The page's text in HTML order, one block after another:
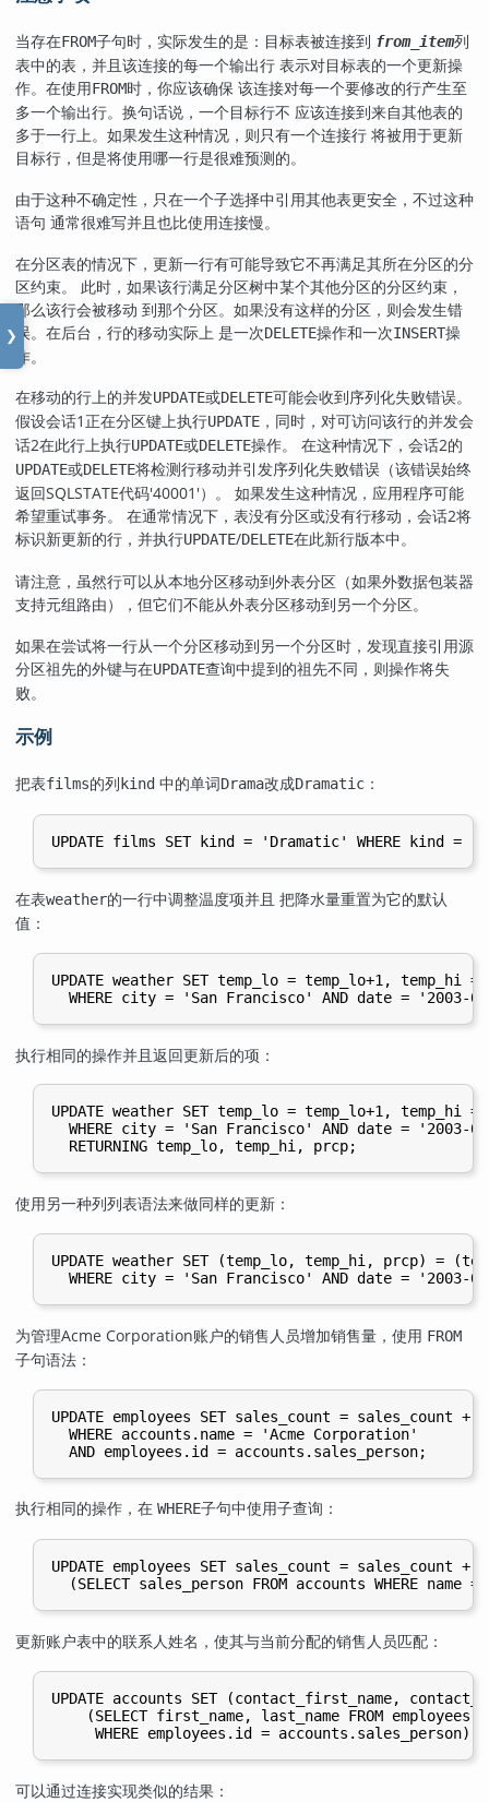
❯
当存在FROM子句时，实际发生的是：目标表被连接到 from_item列
表中的表，并且该连接的每一个输出行 表示对目标表的一个更新操
作。在使用FROM时，你应该确保 该连接对每一个要修改的行产生至
多一个输出行。换句话说，一个目标行不 应该连接到来自其他表的
多于一行上。如果发生这种情况，则只有一个连接行 将被用于更新
目标行，但是将使用哪一行是很难预测的。
由于这种不确定性，只在一个子选择中引用其他表更安全，不过这种
语句 通常很难写并且也比使用连接慢。
在分区表的情况下，更新一行有可能导致它不再满足其所在分区的分
区约束。 此时，如果该行满足分区树中某个其他分区的分区约束，
那么该行会被移动 到那个分区。如果没有这样的分区，则会发生错
误。在后台，行的移动实际上 是一次DELETE操作和一次INSERT操
作。
在移动的行上的并发UPDATE或DELETE可能会收到序列化失败错误。
假设会话1正在分区键上执行UPDATE ，同时，对可访问该行的并发会
话2在此行上执行UPDATE或DELETE操作。 在这种情况下，会话2的
UPDATE或DELETE将检测行移动并引发序列化失败错误（该错误始终
返回SQLSTATE代码'40001'）。 如果发生这种情况，应用程序可能
希望重试事务。 在通常情况下，表没有分区或没有行移动，会话2将
标识新更新的行，并执行UPDATE/DELETE在此新行版本中。
请注意，虽然行可以从本地分区移动到外表分区（如果外数据包装器
支持元组路由），但它们不能从外表分区移动到另一个分区。
如果在尝试将一行从一个分区移动到另一个分区时，发现直接引用源
分区祖先的外键与在UPDATE查询中提到的祖先不同，则操作将失
败。
示例
把表films的列 kind 中的单词Drama改成Dramatic ：
在表weather的一行中调整温度项并且 把降水量重置为它的默认
值：
UPDATE weather SET temp_lo = temp_lo+1, temp_hi =
执行相同的操作并且返回更新后的项：
UPDATE weather SET temp_lo = temp_lo+1, temp_hi =
WHERE city = 'San Francisco' AND date = '2003-
使用另一种列列表语法来做同样的更新：
UPDATE weather SET (temp_lo, temp_hi, prcp) =
为管理Acme Corporation账户的销售人员增加销售量，使用 FROM
子句语法：
UPDATE employees SET sales_count = sales_count + 1
  WHERE accounts.name = 'Acme Corporation'
执行相同的操作，在 WHERE子句中使用子查询：
UPDATE employees SET sales_count = sales_count + 1
更新账户表中的联系人姓名，使其与当前分配的销售人员匹配：
UPDATE accounts SET (contact_first_name,
    (SELECT first_name, last_name FROM employees
可以通过连接实现类似的结果：